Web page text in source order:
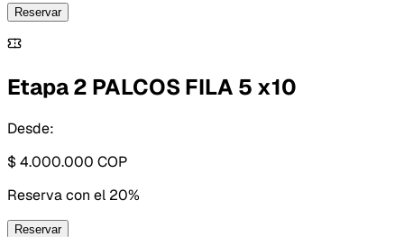
Reservar
Etapa 2 PALCOS FILA 5 x10
Desde:
$ 4.000.000 COP
Reserva con el 20%
Reservar